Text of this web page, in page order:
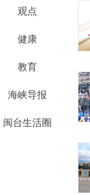
观点
健康
教育
海峡导报
闽台生活圈